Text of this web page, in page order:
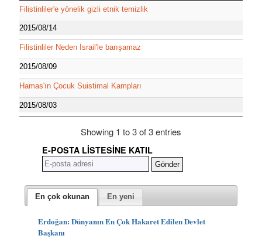
Filistinliler'e yönelik gizli etnik temizlik
2015/08/14
Filistinliler Neden İsrail'le barışamaz
2015/08/09
Hamas'ın Çocuk Suistimal Kampları
2015/08/03
Showing 1 to 3 of 3 entries
E-POSTA LISTESINE KATIL
En çok okunan En yeni
Erdoğan: Dünyanın En Çok Hakaret Edilen Devlet
Başkanı